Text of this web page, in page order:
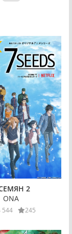
2
ONA
544 245